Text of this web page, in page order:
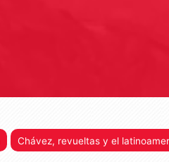
Chávez, revueltas y el